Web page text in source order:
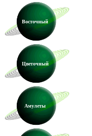
Восточный
Цветочный
Амулеты